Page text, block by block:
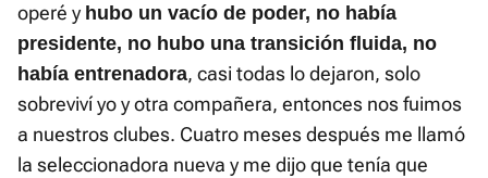
operé y hubo un vacío de poder, no había
presidente, no hubo una transición fluida, no
había entrenadora, casi todas lo dejaron, solo
sobreviví yo y otra compañera, entonces nos fuimos
a nuestros clubes. Cuatro meses después me llamó
la seleccionadora nueva y me dijo que tenía que